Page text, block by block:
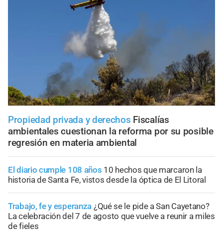
Propiedad privada y derechos Fiscalías
ambientales cuestionan la reforma por su posible
regresión en materia ambiental
El diario cumple 108 años 10 hechos que marcaron la
historia de Santa Fe, vistos desde la óptica de El Litoral
Trabajo, fe y esperanza ¿Qué se le pide a San Cayetano?
La celebración del 7 de agosto que vuelve a reunir a miles
de fieles